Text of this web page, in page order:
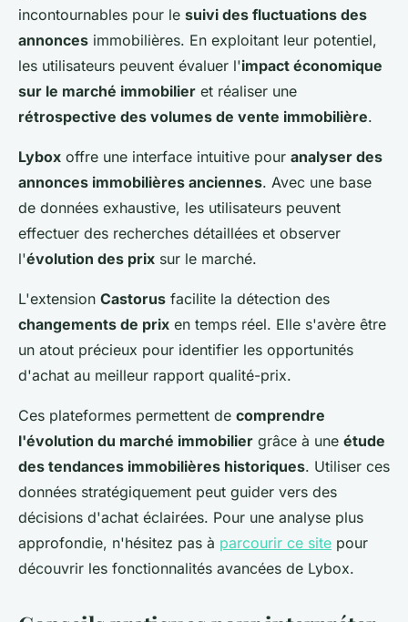
incontournables pour le suivi des fluctuations des
annonces immobilières. En exploitant leur potentiel,
les utilisateurs peuvent évaluer l'impact économique
sur le marché immobilier et réaliser une
rétrospective des volumes de vente immobilière.
Lybox offre une interface intuitive pour analyser des
annonces immobilières anciennes. Avec une base
de données exhaustive, les utilisateurs peuvent
effectuer des recherches détaillées et observer
l'évolution des prix sur le marché.
L'extension Castorus facilite la détection des
changements de prix en temps réel. Elle s'avère être
un atout précieux pour identifier les opportunités
d'achat au meilleur rapport qualité-prix.
Ces plateformes permettent de comprendre
l'évolution du marché immobilier grâce à une étude
des tendances immobilières historiques. Utiliser ces
données stratégiquement peut guider vers des
décisions d'achat éclairées. Pour une analyse plus
approfondie, n'hésitez pas à parcourir ce site pour
découvrir les fonctionnalités avancées de Lybox.